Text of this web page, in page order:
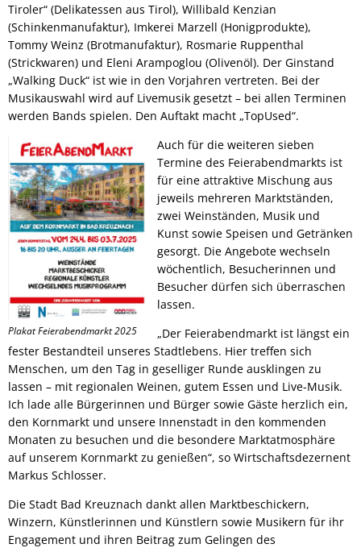
Tiroler“ (Delikatessen aus Tirol), Willibald Kenzian
(Schinkenmanufaktur), Imkerei Marzell (Honigprodukte),
Tommy Weinz (Brotmanufaktur), Rosmarie Ruppenthal
(Strickwaren) und Eleni Arampoglou (Olivenöl). Der Ginstand
„Walking Duck“ ist wie in den Vorjahren vertreten. Bei der
Musikauswahl wird auf Livemusik gesetzt – bei allen Terminen
werden Bands spielen. Den Auftakt macht „TopUsed“.
Plakat Feierabendmarkt 2025
Auch für die weiteren sieben
Termine des Feierabendmarkts ist
für eine attraktive Mischung aus
jeweils mehreren Marktständen,
zwei Weinständen, Musik und
Kunst sowie Speisen und Getränken
gesorgt. Die Angebote wechseln
wöchentlich, Besucherinnen und
Besucher dürfen sich überraschen
lassen.
„Der Feierabendmarkt ist längst ein
fester Bestandteil unseres Stadtlebens. Hier treffen sich
Menschen, um den Tag in geselliger Runde ausklingen zu
lassen – mit regionalen Weinen, gutem Essen und Live-Musik.
Ich lade alle Bürgerinnen und Bürger sowie Gäste herzlich ein,
den Kornmarkt und unsere Innenstadt in den kommenden
Monaten zu besuchen und die besondere Marktatmosphäre
auf unserem Kornmarkt zu genießen“, so Wirtschaftsdezernent
Markus Schlosser.
Die Stadt Bad Kreuznach dankt allen Marktbeschickern,
Winzern, Künstlerinnen und Künstlern sowie Musikern für ihr
Engagement und ihren Beitrag zum Gelingen des